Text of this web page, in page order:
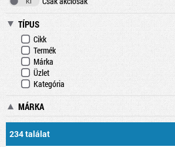
TÍPUS
Cikk
Termék
Márka
Üzlet
Kategória
MÁRKA
234 találat